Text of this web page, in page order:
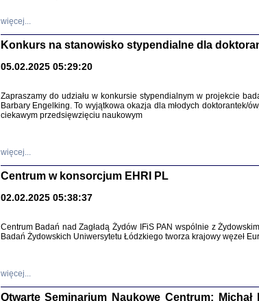
więcej...
Konkurs na stanowisko stypendialne dla
05.02.2025 05:29:20
Zapraszamy do udziału w konkursie stypendialnym w projekcie
Barbary Engelking. To wyjątkowa okazja dla młodych doktorantek/
ciekawym przedsięwzięciu naukowym
więcej...
Centrum w konsorcjum EHRI PL
02.02.2025 05:38:37
Centrum Badań nad Zagładą Żydów IFiS PAN wspólnie z
Badań Żydowskich Uniwersytetu Łódzkiego tworza krajowy węzeł
więcej...
Otwarte Seminarium Naukowe Centrum: